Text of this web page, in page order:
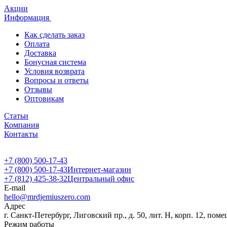
Акции
Информация
Как сделать заказ
Оплата
Доставка
Бонусная система
Условия возврата
Вопросы и ответы
Отзывы
Оптовикам
Статьи
Компания
Контакты
+7 (800) 500-17-43
+7 (800) 500-17-43Интернет-магазин
+7 (812) 425-38-32Центральный офис
E-mail
hello@mrdjemiuszero.com
Адрес
г. Санкт-Петербург, Лиговский пр., д. 50, лит. Н, корп. 12,
Режим работы